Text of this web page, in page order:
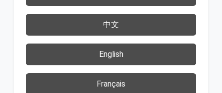
中文
English
Français